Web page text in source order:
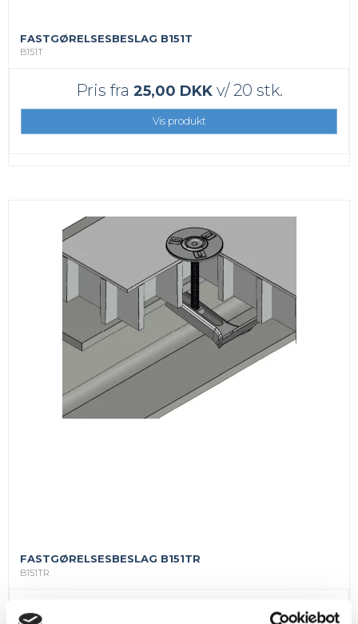
FASTGØRELSESBESLAG B151T
B151T
Pris fra 25,00 DKKv/ 20 stk.
Vis produkt
FASTGØRELSESBESLAG B151TR
B151TR
v/ 20 stk.